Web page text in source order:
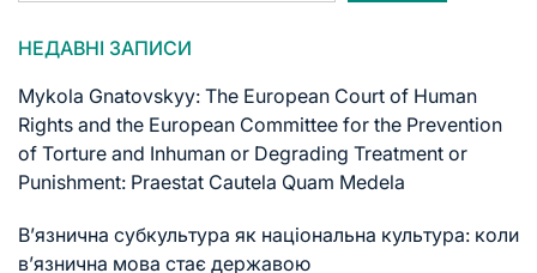
НЕДАВНІ ЗАПИСИ
Mykola Gnatovskyy: The European Court of Human
Rights and the European Committee for the Prevention
of Torture and Inhuman or Degrading Treatment or
Punishment: Praestat Cautela Quam Medela
В’язнична субкультура як національна культура: коли
в’язнична мова стає державою